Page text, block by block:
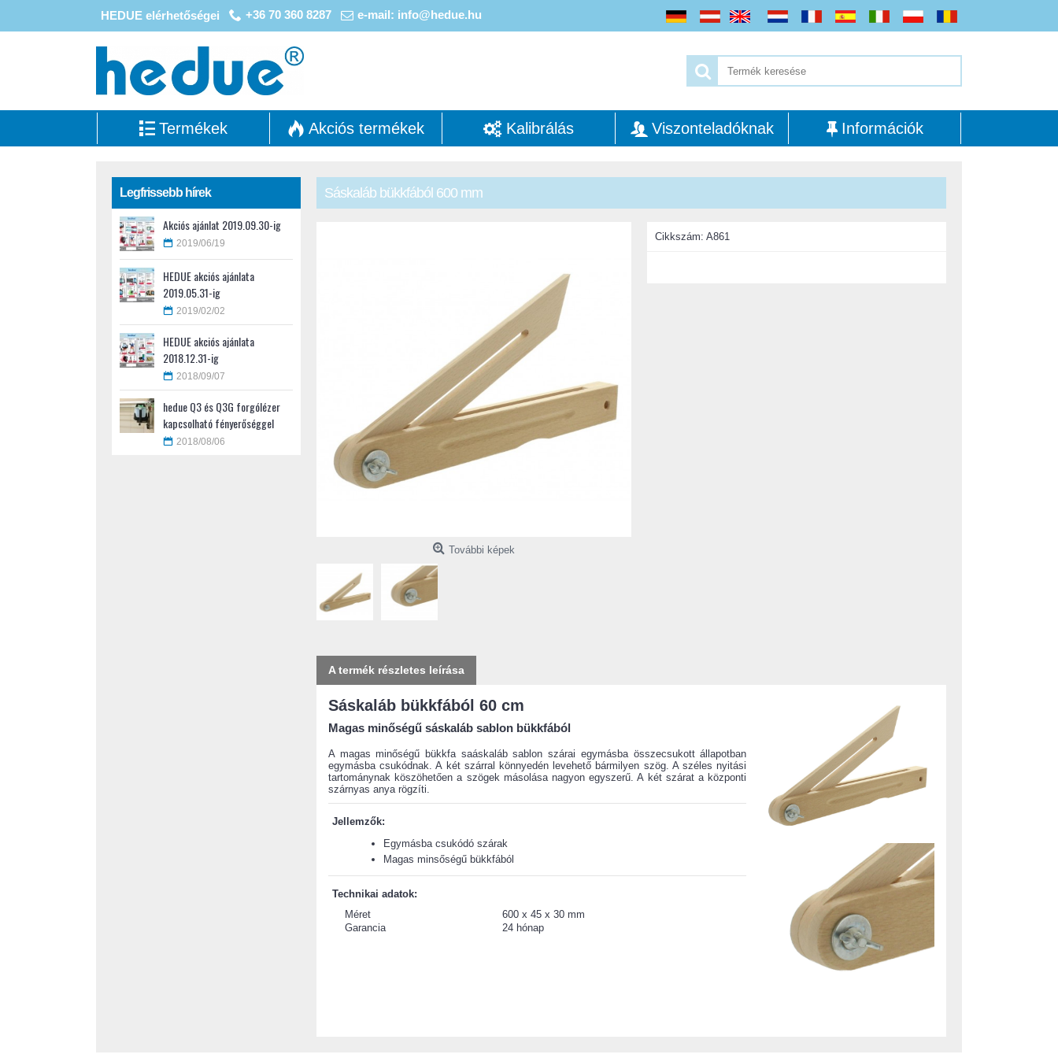
HEDUE elérhetőségei +36 70 360 8287 e-mail: info@hedue.hu
Termékek Akciós termékek Kalibrálás Viszonteladóknak Információk
Legfrissebb hírek
Akciós ajánlat 2019.09.30-ig
2019/06/19
HEDUE akciós ajánlata
2019.05.31-ig
2019/02/02
HEDUE akciós ajánlata
2018.12.31-ig
2018/09/07
hedue Q3 és Q3G forgólézer
kapcsolható fényerőséggel
2018/08/06
Sáskaláb bükkfából 600 mm
További képek
Cikkszám: A861
A termék részletes leírása
Sáskaláb bükkfából 60 cm
Magas minőségű sáskaláb sablon bükkfából
A magas minőségű bükkfa saáskaláb sablon szárai egymásba összecsukott állapotban
egymásba csukódnak. A két szárral könnyedén levehető bármilyen szög. A széles nyitási
tartománynak köszöhetően a szögek másolása nagyon egyszerű. A két szárat a központi
szárnyas anya rögzíti.
Jellemzők:
Egymásba csukódó szárak
Magas minsőségű bükkfából
Technikai adatok:
Méret
600 x 45 x 30 mm
Garancia
24 hónap